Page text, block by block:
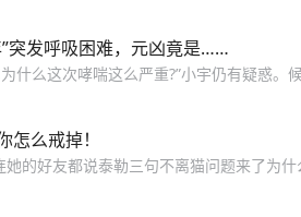
突发呼吸困难，元凶竟是……
什么这次哮喘这么严重?”小宇仍有疑惑
么戒掉！
的好友都说泰勒三句不离猫问题来了为